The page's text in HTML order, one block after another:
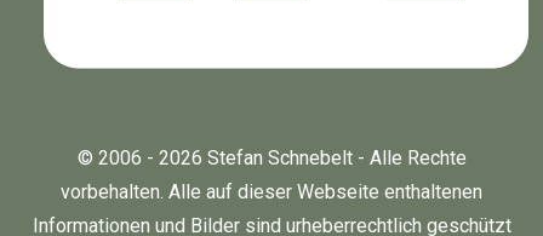
© 2006 - 2026 Stefan Schnebelt - Alle Rechte
vorbehalten. Alle auf dieser Webseite enthaltenen
Informationen und Bilder sind urheberrechtlich geschützt